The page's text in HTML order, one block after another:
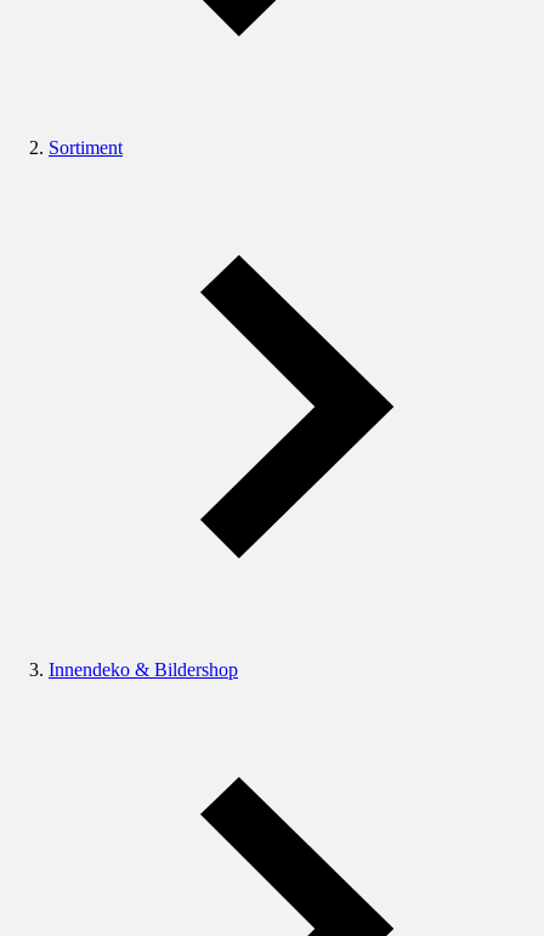
Sortiment
Innendeko & Bildershop